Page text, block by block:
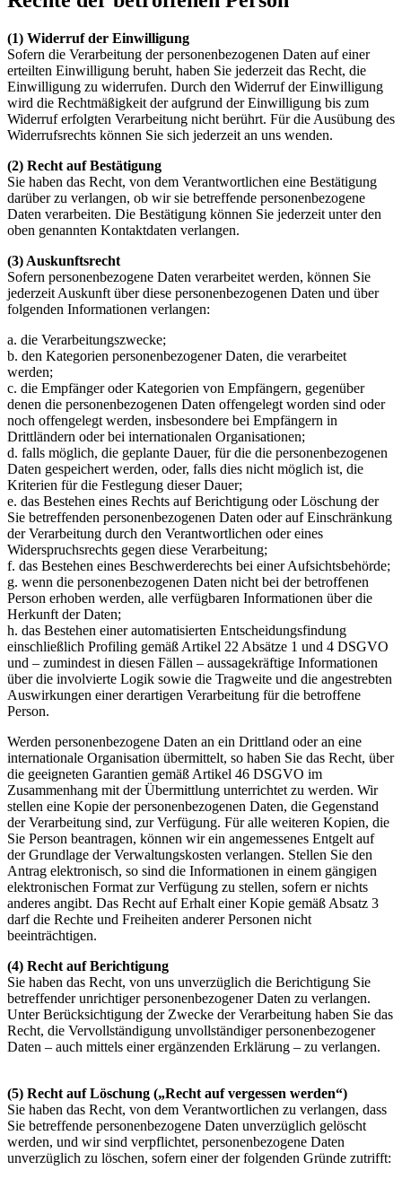
(1) Widerruf der Einwilligung
Sofern die Verarbeitung der personenbezogenen Daten auf einer
erteilten Einwilligung beruht, haben Sie jederzeit das Recht, die
Einwilligung zu widerrufen. Durch den Widerruf der Einwilligung
wird die Rechtmäßigkeit der aufgrund der Einwilligung bis zum
Widerruf erfolgten Verarbeitung nicht berührt. Für die Ausübung des
Widerrufsrechts können Sie sich jederzeit an uns wenden.
(2) Recht auf Bestätigung
Sie haben das Recht, von dem Verantwortlichen eine Bestätigung
darüber zu verlangen, ob wir sie betreffende personenbezogene
Daten verarbeiten. Die Bestätigung können Sie jederzeit unter den
oben genannten Kontaktdaten verlangen.
(3) Auskunftsrecht
Sofern personenbezogene Daten verarbeitet werden, können Sie
jederzeit Auskunft über diese personenbezogenen Daten und über
folgenden Informationen verlangen:
a. die Verarbeitungszwecke;
b. den Kategorien personenbezogener Daten, die verarbeitet
werden;
c. die Empfänger oder Kategorien von Empfängern, gegenüber
denen die personenbezogenen Daten offengelegt worden sind oder
noch offengelegt werden, insbesondere bei Empfängern in
Drittländern oder bei internationalen Organisationen;
d. falls möglich, die geplante Dauer, für die die personenbezogenen
Daten gespeichert werden, oder, falls dies nicht möglich ist, die
Kriterien für die Festlegung dieser Dauer;
e. das Bestehen eines Rechts auf Berichtigung oder Löschung der
Sie betreffenden personenbezogenen Daten oder auf Einschränkung
der Verarbeitung durch den Verantwortlichen oder eines
Widerspruchsrechts gegen diese Verarbeitung;
f. das Bestehen eines Beschwerderechts bei einer Aufsichtsbehörde;
g. wenn die personenbezogenen Daten nicht bei der betroffenen
Person erhoben werden, alle verfügbaren Informationen über die
Herkunft der Daten;
h. das Bestehen einer automatisierten Entscheidungsfindung
einschließlich Profiling gemäß Artikel 22 Absätze 1 und 4 DSGVO
und – zumindest in diesen Fällen – aussagekräftige Informationen
über die involvierte Logik sowie die Tragweite und die angestrebten
Auswirkungen einer derartigen Verarbeitung für die betroffene
Person.
Werden personenbezogene Daten an ein Drittland oder an eine
internationale Organisation übermittelt, so haben Sie das Recht, über
die geeigneten Garantien gemäß Artikel 46 DSGVO im
Zusammenhang mit der Übermittlung unterrichtet zu werden. Wir
stellen eine Kopie der personenbezogenen Daten, die Gegenstand
der Verarbeitung sind, zur Verfügung. Für alle weiteren Kopien, die
Sie Person beantragen, können wir ein angemessenes Entgelt auf
der Grundlage der Verwaltungskosten verlangen. Stellen Sie den
Antrag elektronisch, so sind die Informationen in einem gängigen
elektronischen Format zur Verfügung zu stellen, sofern er nichts
anderes angibt. Das Recht auf Erhalt einer Kopie gemäß Absatz 3
darf die Rechte und Freiheiten anderer Personen nicht
beeinträchtigen.
(4) Recht auf Berichtigung
Sie haben das Recht, von uns unverzüglich die Berichtigung Sie
betreffender unrichtiger personenbezogener Daten zu verlangen.
Unter Berücksichtigung der Zwecke der Verarbeitung haben Sie das
Recht, die Vervollständigung unvollständiger personenbezogener
Daten – auch mittels einer ergänzenden Erklärung – zu verlangen.
(5) Recht auf Löschung („Recht auf vergessen werden“)
Sie haben das Recht, von dem Verantwortlichen zu verlangen, dass
Sie betreffende personenbezogene Daten unverzüglich gelöscht
werden, und wir sind verpflichtet, personenbezogene Daten
unverzüglich zu löschen, sofern einer der folgenden Gründe zutrifft: